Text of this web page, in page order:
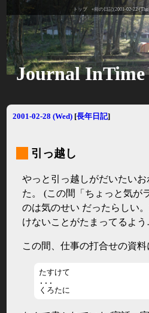
トップ «前の日記(2001-02-22
Journal InTime
2001-02-28 (Wed) [長年日記]
引っ越し
やっと引っ越しがだいたい
た。 (この間「ちょっと気が
のは気のせい だったらしい
けないことがたまってるよう
この間、仕事の打合せの資料
たすけて
...
くろたに